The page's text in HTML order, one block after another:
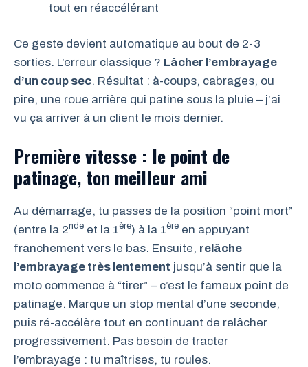
tout en réaccélérant
Ce geste devient automatique au bout de 2-3
sorties. L’erreur classique ? Lâcher l’embrayage
d’un coup sec. Résultat : à-coups, cabrages, ou
pire, une roue arrière qui patine sous la pluie – j’ai
vu ça arriver à un client le mois dernier.
Première vitesse : le point de
patinage, ton meilleur ami
Au démarrage, tu passes de la position “point mort”
(entre la 2nde et la 1ère) à la 1ère en appuyant
franchement vers le bas. Ensuite, relâche
l’embrayage très lentement jusqu’à sentir que la
moto commence à “tirer” – c’est le fameux point de
patinage. Marque un stop mental d’une seconde,
puis ré-accélère tout en continuant de relâcher
progressivement. Pas besoin de tracter
l’embrayage : tu maîtrises, tu roules.